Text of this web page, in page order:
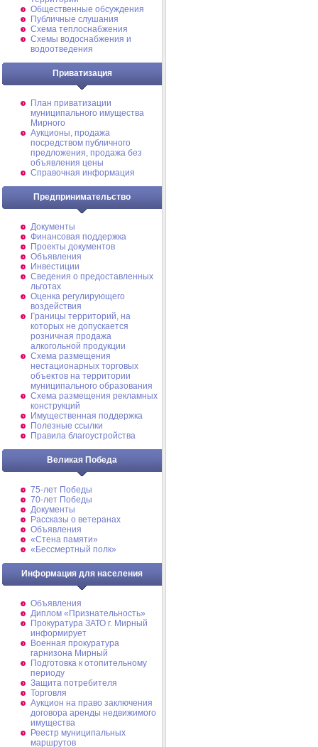
Общественные обсуждения
Публичные слушания
Схема теплоснабжения
Схемы водоснабжения и
водоотведения
Приватизация
План приватизации
муниципального имущества
Мирного
Аукционы, продажа
посредством публичного
предложения, продажа без
объявления цены
Справочная информация
Предпринимательство
Документы
Финансовая поддержка
Проекты документов
Объявления
Инвестиции
Сведения о предоставленных
льготах
Оценка регулирующего
воздействия
Границы территорий, на
которых не допускается
розничная продажа
алкогольной продукции
Схема размещения
нестационарных торговых
объектов на территории
муниципального образования
Схема размещения рекламных
конструкций
Имущественная поддержка
Полезные ссылки
Правила благоустройства
Великая Победа
75-лет Победы
70-лет Победы
Документы
Рассказы о ветеранах
Объявления
«Стена памяти»
«Бессмертный полк»
Информация для населения
Объявления
Диплом «Признательность»
Прокуратура ЗАТО г. Мирный
информирует
Военная прокуратура
гарнизона Мирный
Подготовка к отопительному
периоду
Защита потребителя
Торговля
Аукцион на право заключения
договора аренды недвижимого
имущества
Реестр муниципальных
маршрутов